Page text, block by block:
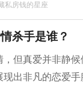
私房钱的星座
杀手是谁？
，但真爱并非静
出非凡的恋爱